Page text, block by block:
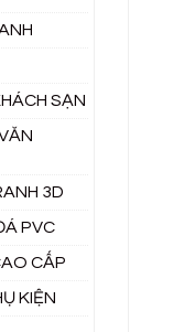
SẠN
3D
PVC
CẤP
KIỆN